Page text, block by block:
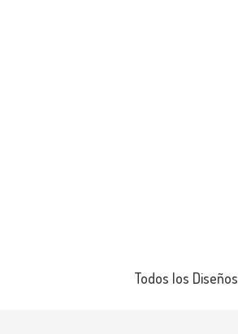
Todos los Diseños